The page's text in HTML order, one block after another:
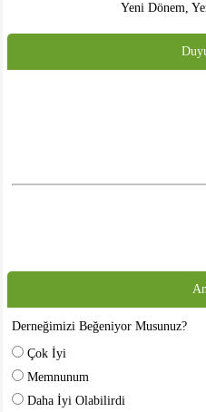
Yeni Dönem,
Derneğimizi Beğeniyor Musunuz?
Çok İyi
Memnunum
Daha İyi Olabilirdi